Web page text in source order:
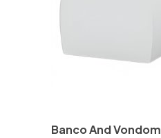
Banco And Vondom